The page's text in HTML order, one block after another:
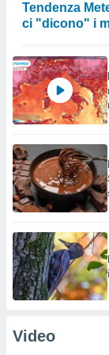
Tendenza
ci "dicono" i
Video